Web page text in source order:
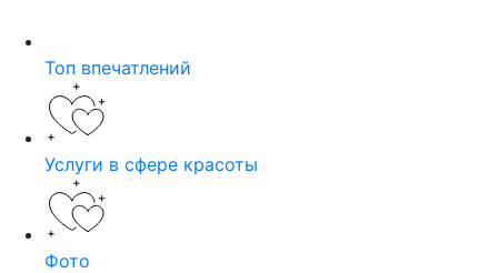
Топ впечатлений
Услуги в сфере красоты
Фото